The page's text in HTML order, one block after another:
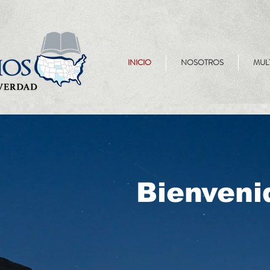
INICIO NOSOTROS